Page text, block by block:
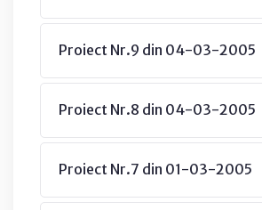
Proiect Nr.9 din 04-03-2005
Proiect Nr.8 din 04-03-2005
Proiect Nr.7 din 01-03-2005